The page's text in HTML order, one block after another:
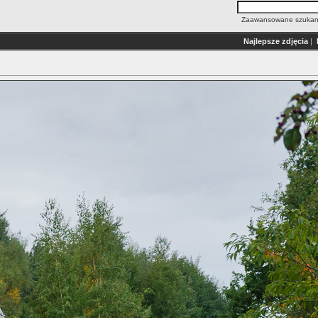
Zaawansowane
Najlepsze zdjęcia |